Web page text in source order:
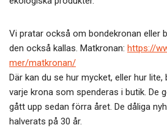
Vi pratar också om bondekronan eller
den också kallas. Matkronan: https://
mer/matkronan/
Där kan du se hur mycket, eller hur
varje krona som spenderas i butik. De
gått upp sedan förra året. De dåliga
halverats på 30 år.